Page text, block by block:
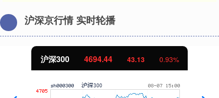
沪深京行情 实时轮播
沪深300 4694.44 43.13 0.93%